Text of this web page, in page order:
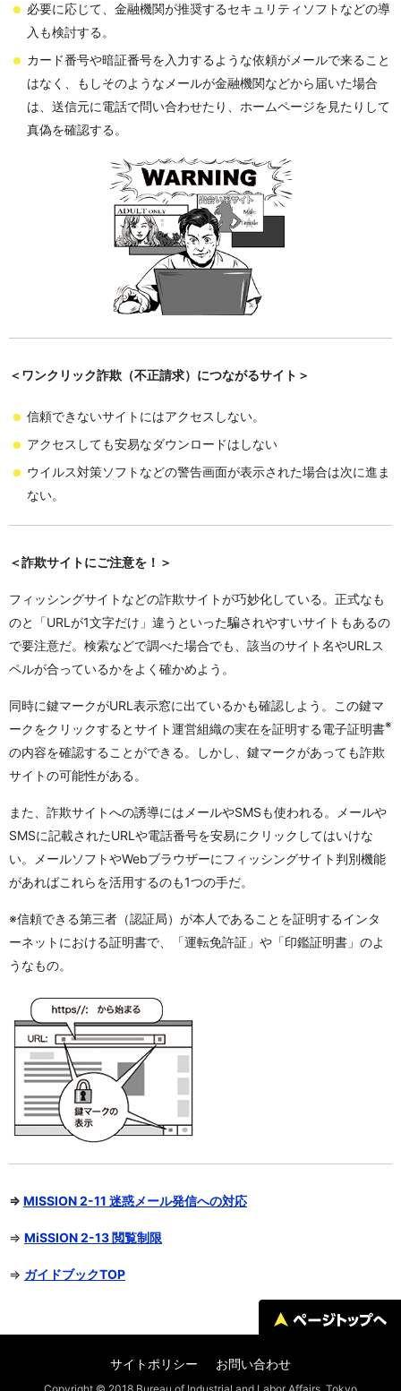
必要に応じて、金融機関が推奨するセキュリティソフトなどの導
入も検討する。
カード番号や暗証番号を入力するような依頼がメールで来ること
はなく、もしそのようなメールが金融機関などから届いた場合
は、送信元に電話で問い合わせたり、ホームページを見たりして
真偽を確認する。
＜ワンクリック詐欺（不正請求）につながるサイト＞
信頼できないサイトにはアクセスしない。
アクセスしても安易なダウンロードはしない
ウイルス対策ソフトなどの警告画面が表示された場合は次に進ま
ない。
＜詐欺サイトにご注意を ！＞
フィッシングサイトなどの詐欺サイトが巧妙化している。正式なも
のと「URLが1文字だけ」違うといった騙されやすいサイトもあるの
で要注意だ。検索などで調べた場合でも、該当のサイト名やURLス
ペルが合っているかをよく確かめよう。
同時に鍵マークがURL表示窓に出ているかも確認しよう。この鍵マ
ークをクリックするとサイト運営組織の実在を証明する電子証明書※
の内容を確認することができる。しかし、鍵マークがあっても詐欺
サイトの可能性がある。
また、詐欺サイトへの誘導にはメールやSMSも使われる。メールや
SMSに記載されたURLや電話番号を安易にクリックしてはいけな
い。メールソフトやWebブラウザーにフィッシングサイト判別機能
があればこれらを活用するのも1つの手だ。
※信頼できる第三者（認証局）が本人であることを証明するインタ
ーネットにおける証明書で、「運転免許証」や「印鑑証明書」のよ
うなもの。
⇒ MISSION 2-11 迷惑メール発信への対応
⇒ MiSSION 2-13 閲覧制限
⇒ ガイドブックTOP
サイトポリシー お問い合わせ